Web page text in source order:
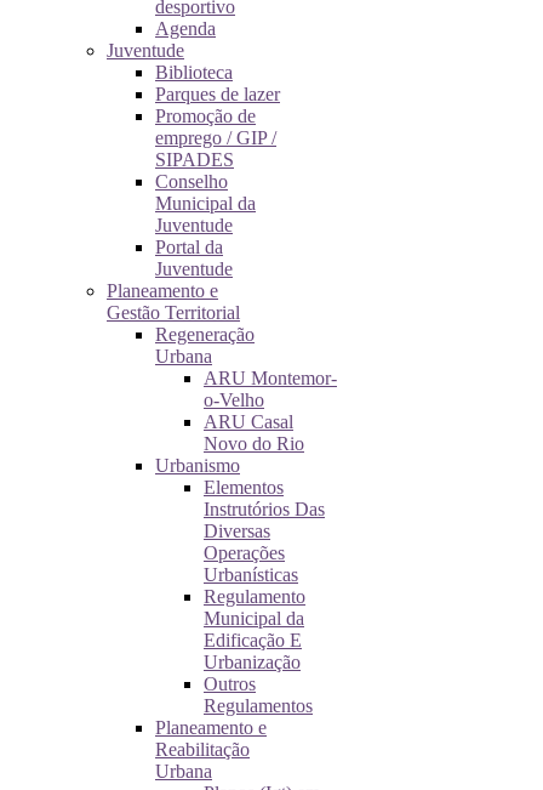
desportivo
Agenda
Juventude
Biblioteca
Parques de lazer
Promoção de
emprego / GIP /
SIPADES
Conselho
Municipal da
Juventude
Portal da
Juventude
Planeamento e
Gestão Territorial
Regeneração
Urbana
ARU Montemor-
o-Velho
ARU Casal
Novo do Rio
Urbanismo
Elementos
Instrutórios Das
Diversas
Operações
Urbanísticas
Regulamento
Municipal da
Edificação E
Urbanização
Outros
Regulamentos
Planeamento e
Reabilitação
Urbana